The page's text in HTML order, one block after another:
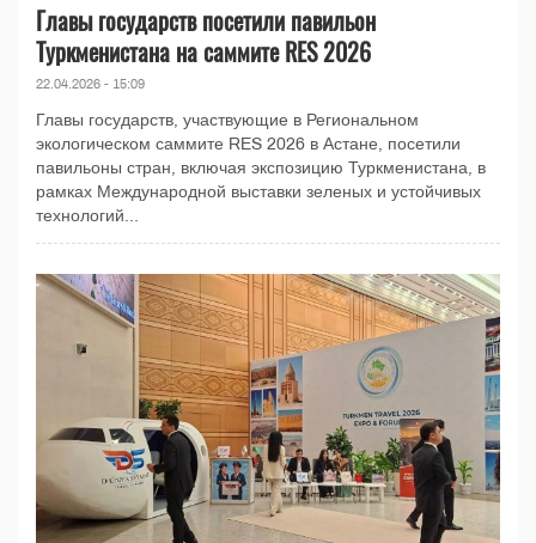
Главы государств посетили павильон
Туркменистана на саммите RES 2026
22.04.2026 - 15:09
Главы государств, участвующие в Региональном
экологическом саммите RES 2026 в Астане, посетили
павильоны стран, включая экспозицию Туркменистана, в
рамках Международной выставки зеленых и устойчивых
технологий...